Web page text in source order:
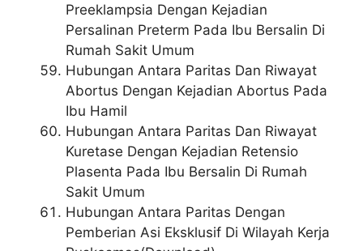
Preeklampsia Dengan Kejadian
Persalinan Preterm Pada Ibu Bersalin Di
Rumah Sakit Umum
Hubungan Antara Paritas Dan Riwayat
Abortus Dengan Kejadian Abortus Pada
Ibu Hamil
Hubungan Antara Paritas Dan Riwayat
Kuretase Dengan Kejadian Retensio
Plasenta Pada Ibu Bersalin Di Rumah
Sakit Umum
Hubungan Antara Paritas Dengan
Pemberian Asi Eksklusif Di Wilayah Kerja